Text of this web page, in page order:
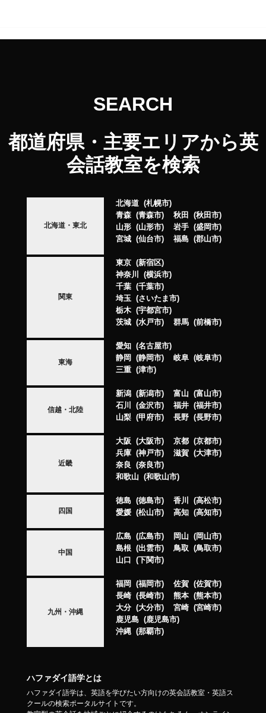
SEARCH
都道府県・主要エリアから英
会話教室を検索
北海道・東北
北海道
札幌市
青森
青森市 秋田
秋田市
山形
山形市 岩手
盛岡市
宮城
仙台市 福島 郡山市
関東
東京
新宿区
神奈川
横浜市
千葉
千葉市
埼玉
さいたま市
栃木
宇都宮市
茨城
水戸市 群馬 前橋市
東海
愛知
名古屋市
静岡
静岡市 岐阜
岐阜市
三重
津市
信越・北陸
新潟 新潟市 富山
富山市
石川
金沢市 福井
福井市
山梨
甲府市 長野 長野市
近畿
大阪 大阪市 京都
京都市
兵庫
神戸市 滋賀
大津市
奈良
奈良市
和歌山
和歌山市
四国
徳島 徳島市 香川
高松市
愛媛
松山市 高知 高知市
中国
広島 広島市 岡山
岡山市
島根
出雲市 鳥取
鳥取市
山口
下関市
九州・沖縄
福岡 福岡市 佐賀
佐賀市
長崎
長崎市 熊本
熊本市
大分
大分市 宮崎
宮崎市
鹿児島
鹿児島市
沖縄
那覇市
ハファダイ語学とは
ハファダイ語学は、英語を学びたい方向けの英会話教室・英語ス
クールの検索ポータルサイトです。